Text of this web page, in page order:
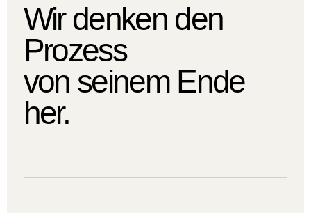
Wir denken den
Prozess
von seinem Ende
her.